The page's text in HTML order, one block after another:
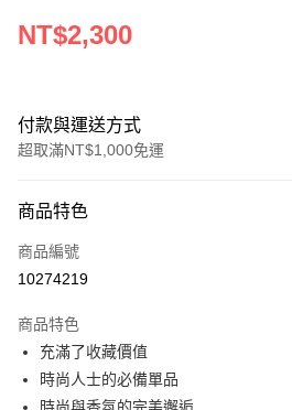
NT$2,300
付款與運送方式
超取滿NT$1,000免運
信用卡一次付款
ATM付款
運送方式
付款後全家取貨
每筆NT$80，滿NT$1,000(含以上)免運費
商品特色
商品編號
10274219
商品特色
充滿了收藏價值
時尚人士的必備單品